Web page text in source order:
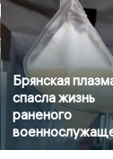
Брянская
спасла жизнь
раненого